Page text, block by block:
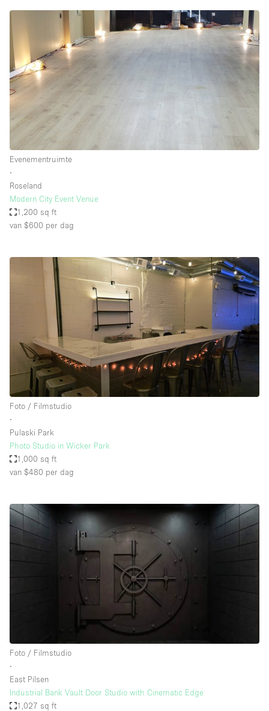
Evenementruimte
∙
Roseland
Modern City Event Venue
1,200 sq ft
van $600 per dag
Foto / Filmstudio
∙
Pulaski Park
Photo Studio in Wicker Park
1,000 sq ft
van $480 per dag
Foto / Filmstudio
∙
East Pilsen
Industrial Bank Vault Door Studio with Cinematic Edge
1,027 sq ft